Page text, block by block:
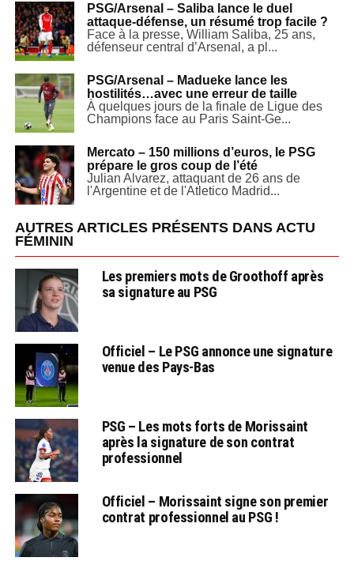
PSG/Arsenal – Saliba lance le duel
attaque-défense, un résumé trop facile ?
Face à la presse, William Saliba, 25 ans,
défenseur central d’Arsenal, a pl...
PSG/Arsenal – Madueke lance les
hostilités…avec une erreur de taille
À quelques jours de la finale de Ligue des
Champions face au Paris Saint-Ge...
Mercato – 150 millions d’euros, le PSG
prépare le gros coup de l’été
Julian Alvarez, attaquant de 26 ans de
l'Argentine et de l'Atletico Madrid...
AUTRES ARTICLES PRÉSENTS DANS ACTU
FÉMININ
Les premiers mots de Groothoff après
sa signature au PSG
Officiel – Le PSG annonce une signature
venue des Pays-Bas
PSG – Les mots forts de Morissaint
après la signature de son contrat
professionnel
Officiel – Morissaint signe son premier
contrat professionnel au PSG !